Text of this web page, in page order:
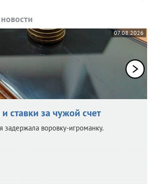
07.08.2026
ставки за чужой счет
задержала воровку-игроманку.